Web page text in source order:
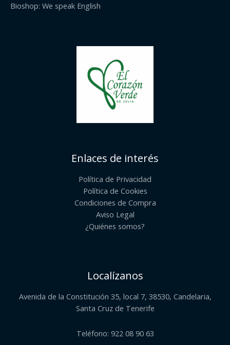
Bioshop: We speak English
Enlaces de interés
Política de Privacidad
Política de Cookies
Condiciones de Compra
Aviso Legal
¿Quiénes somos?​
Localízanos
Avenida de la Constitución 35, local 7, 38530, Candelaria,
Santa Cruz de Tenerife
Teléfono: 922 08 90 63